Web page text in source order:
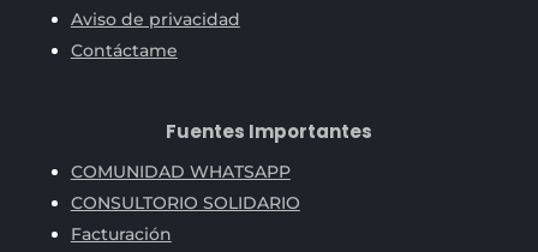
Aviso de privacidad
Contáctame
Fuentes Importantes
COMUNIDAD WHATSAPP
CONSULTORIO SOLIDARIO
Facturación